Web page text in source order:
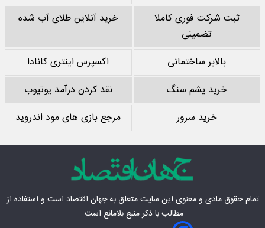
ثبت شرکت فوری کاملا
تضمینی
خرید آنلاین طلای آب شده
بالابر ساختمانی
اکسپرس اینتری کانادا
خرید پشم سنگ
نقد کردن درآمد یوتیوب
خرید سرور
مرجع بازی های مود اندروید
تمام حقوق مادی‌ و معنوی این سایت متعلق بهجهان اقتصاد است و استفاده از
مطالب با ذکر منبع بلامانع است.